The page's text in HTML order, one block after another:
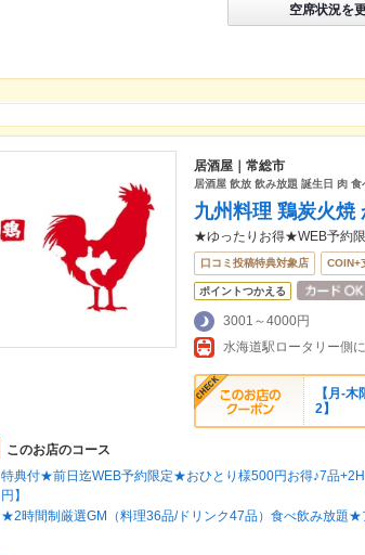
空席状況を
居酒屋｜常総市
居酒屋 飲放 飲み放題 誕生日 肉 食
九州料理 鶏炭火
★ゆったりお得★WEB予約
口コミ投稿特典対象店 COIN+
ポイントつかえる
3001～4000円
【月‐
2】
このお店のコース
特典付★前日迄WEB予約限定★おひとり様500円お得♪7品
円】
★2時間制厳選GM（料理36品/ドリンク47品）食べ飲み放題★